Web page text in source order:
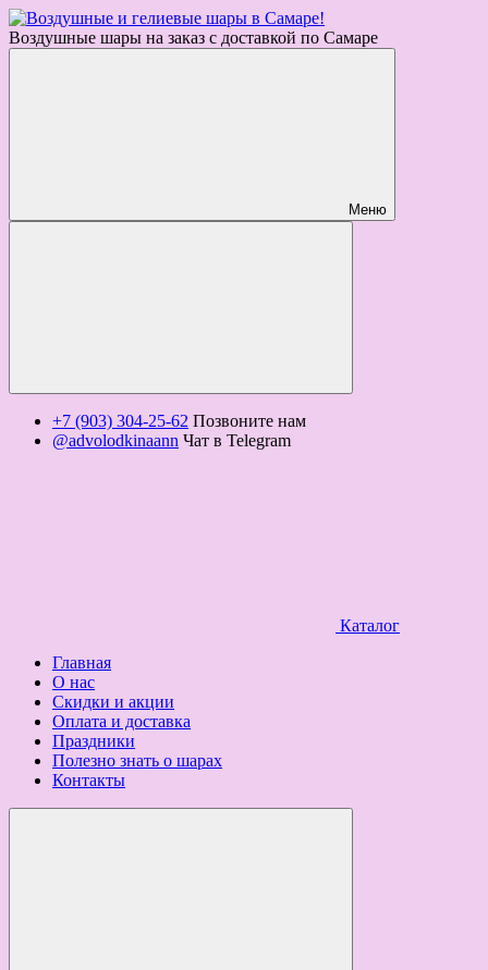
Воздушные шары на заказ с доставкой по Самаре
Меню
+7 (903) 304-25-62 Позвоните нам
@advolodkinaann Чат в Telegram
Каталог
Главная
О нас
Скидки и акции
Оплата и доставка
Праздники
Полезно знать о шарах
Контакты